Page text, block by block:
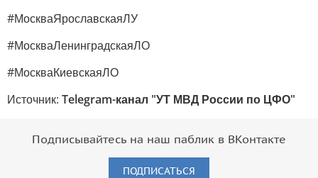
#МоскваЯрославскаяЛУ
#МоскваЛенинградскаяЛО
#МоскваКиевскаяЛО
Источник: Telegram-канал "УТ МВД России по ЦФО"
Подписывайтесь на наш паблик в ВКонтакте
ПОДПИСАТЬСЯ